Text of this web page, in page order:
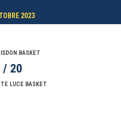
2023
BASKET
/ 20
LUCE BASKET